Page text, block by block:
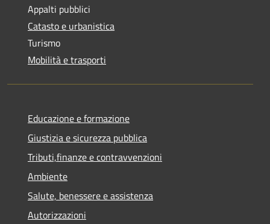
Appalti pubblici
Catasto e urbanistica
Turismo
Mobilità e trasporti
Educazione e formazione
Giustizia e sicurezza pubblica
Tributi,finanze e contravvenzioni
Ambiente
Salute, benessere e assistenza
Autorizzazioni